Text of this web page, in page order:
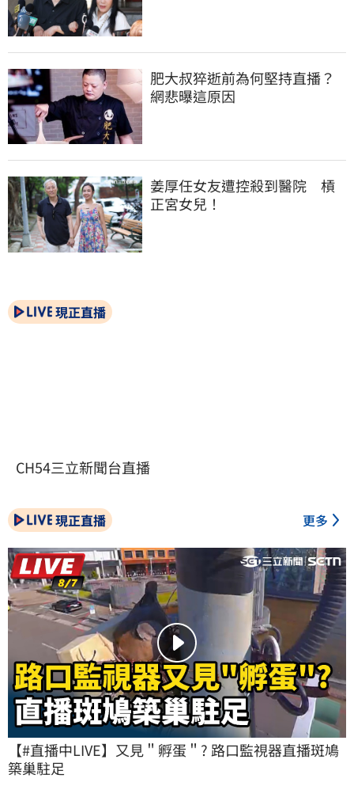
肥大叔猝逝前為何堅持直播？
網悲曝這原因
姜厚任女友遭控殺到醫院　槓
正宮女兒！
現正直播
CH54三立新聞台直播
現正直播 更多
【#直播中LIVE】又見＂孵蛋＂? 路口監視器直播斑鳩
築巢駐足